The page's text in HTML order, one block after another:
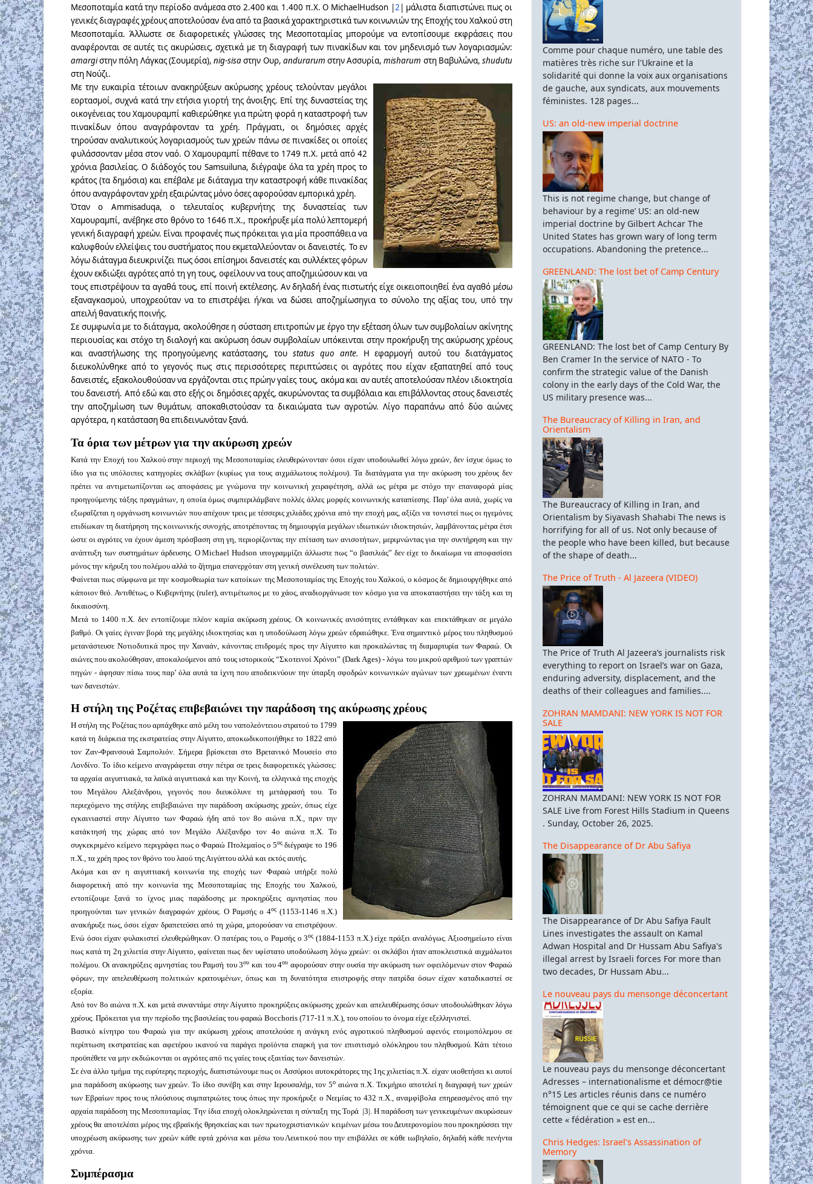
Μεσοποταμία κατά την περίοδο ανάμεσα στο 2.400 και 1.400 π.Χ. Ο MichaelHudson |2 | μάλιστα διαπιστώνει πως οι
γενικές διαγραφές χρέους αποτελούσαν ένα από τα βασικά χαρακτηριστικά των κοινωνιών της Εποχής του Χαλκού στη
Μεσοποταμία. Άλλωστε σε διαφορετικές γλώσσες της Μεσοποταμίας μπορούμε να εντοπίσουμε εκφράσεις που
αναφέρονται σε αυτές τις ακυρώσεις, σχετικά με τη διαγραφή των πινακίδων και τον μηδενισμό των λογαριασμών:
amargiστην πόλη Λάγκας (Σουμερία),nig-sisaστην Ουρ, andurarum στην Aσσυρία,misharum στη Βαβυλώνα,shudutu
στη Νούζι.
Με την ευκαιρία τέτοιων ανακηρύξεων ακύρωσης χρέους τελούνταν μεγάλοι
εορτασμοί, συχνά κατά την ετήσια γιορτή της άνοιξης. Επί της δυναστείας της
οικογένειας του Χαμουραμπί καθιερώθηκε για πρώτη φορά η καταστροφή των
πινακίδων όπου αναγράφονταν τα χρέη. Πράγματι, οι δημόσιες αρχές
τηρούσαν αναλυτικούς λογαριασμούς των χρεών πάνω σε πινακίδες οι οποίες
φυλάσσονταν μέσα στον ναό. Ο Χαμουραμπί πέθανε το 1749 π.Χ. μετά από 42
χρόνια βασιλείας. Ο διάδοχός του Samsuiluna, διέγραψε όλα τα χρέη προς το
κράτος (τα δημόσια) και επέβαλε με διάταγμα την καταστροφή κάθε πινακίδας
όπου αναγράφονταν χρέη εξαιρώντας μόνο όσες αφορούσαν εμπορικά χρέη.
Όταν ο Ammisaduqa, ο τελευταίος κυβερνήτης της δυναστείας των
Χαμουραμπί, ανέβηκε στο θρόνο το 1646 π.Χ., προκήρυξε μία πολύ λεπτομερή
γενική διαγραφή χρεών. Είναι προφανές πως πρόκειται για μία προσπάθεια να
καλυφθούν ελλείψεις του συστήματος που εκμεταλλεύονταν οι δανειστές. Το εν
λόγω διάταγμα διευκρινίζει πως όσοι επίσημοι δανειστές και συλλέκτες φόρων
έχουν εκδιώξει αγρότες από τη γη τους, οφείλουν να τους αποζημιώσουν και να
τους επιστρέψουν τα αγαθά τους, επί ποινή εκτέλεσης. Αν δηλαδή ένας πιστωτής είχε οικειοποιηθεί ένα αγαθό μέσω
εξαναγκασμού, υποχρεούταν να το επιστρέψει ή/και να δώσει αποζημίωσηγια το σύνολο της αξίας του, υπό την
απειλή θανατικής ποινής.
Σε συμφωνία με το διάταγμα, ακολούθησε η σύσταση επιτροπών με έργο την εξέταση όλων των συμβολαίων ακίνητης
περιουσίας και στόχο τη διαλογή και ακύρωση όσων συμβολαίων υπόκεινται στην προκήρυξη της ακύρωσης χρέους
και αναστήλωσης της προηγούμενης κατάστασης, τουstatus quo ante. Η εφαρμογή αυτού του διατάγματος
διευκολύνθηκε από το γεγονός πως στις περισσότερες περιπτώσεις οι αγρότες που είχαν εξαπατηθεί από τους
δανειστές, εξακολουθούσαν να εργάζονται στις πρώην γαίες τους, ακόμα και αν αυτές αποτελούσαν πλέον ιδιοκτησία
του δανειστή. Από εδώ και στο εξής οι δημόσιες αρχές, ακυρώνοντας τα συμβόλαια και επιβάλλοντας στους δανειστές
την αποζημίωση των θυμάτων, αποκαθιστούσαν τα δικαιώματα των αγροτών. Λίγο παραπάνω από δύο αιώνες
αργότερα, η κατάσταση θα επιδεινωνόταν ξανά.
Τα όρια των μέτρων για την ακύρωση χρεών
Κατά την Εποχή του Χαλκού στην περιοχή της Μεσοποταμίας ελευθερώνονταν όσοι είχαν υποδουλωθεί λόγω χρεών, δεν ίσχυε όμως το
ίδιο για τις υπόλοιπες κατηγορίες σκλάβων (κυρίως για τους αιχμάλωτους πολέμου). Τα διατάγματα για την ακύρωση του χρέους δεν
πρέπει να αντιμετωπίζονται ως αποφάσεις με γνώμονα την κοινωνική χειραφέτηση, αλλά ως μέτρα με στόχο την επαναφορά μίας
προηγούμενης τάξης πραγμάτων, η οποία όμως συμπεριλάμβανε πολλές άλλες μορφές κοινωνικής καταπίεσης. Παρ’ όλα αυτά, χωρίς να
εξωραΐζεται η οργάνωση κοινωνιών που απέχουν τρεις με τέσσερις χιλιάδες χρόνια από την εποχή μας, αξίζει να τονιστεί πως οι ηγεμόνες
επιδίωκαν τη διατήρηση της κοινωνικής συνοχής, αποτρέποντας τη δημιουργία μεγάλων ιδιωτικών ιδιοκτησιών, λαμβάνοντας μέτρα έτσι
ώστε οι αγρότες να έχουν άμεση πρόσβαση στη γη, περιορίζοντας την επίταση των ανισοτήτων, μεριμνώντας για την συντήρηση και την
ανάπτυξη των συστημάτων άρδευσης. Ο Michael Hudson υπογραμμίζει άλλωστε πως “ο βασιλιάς” δεν είχε το δικαίωμα να αποφασίσει
μόνος την κήρυξη του πολέμου αλλά το ζήτημα επανερχόταν στη γενική συνέλευση των πολιτών.
Φαίνεται πως σύμφωνα με την κοσμοθεωρία των κατοίκων της Μεσοποταμίας της Εποχής του Χαλκού, o κόσμος δε δημιουργήθηκε από
κάποιον θεό. Αντιθέτως, ο Κυβερνήτης (ruler), αντιμέτωπος με το χάος, αναδιοργάνωσε τον κόσμο για να αποκαταστήσει την τάξη και τη
δικαιοσύνη.
Μετά το 1400 π.Χ. δεν εντοπίζουμε πλέον καμία ακύρωση χρέους. Οι κοινωνικές ανισότητες εντάθηκαν και επεκτάθηκαν σε μεγάλο
βαθμό. Οι γαίες έγιναν βορά της μεγάλης ιδιοκτησίας και η υποδούλωση λόγω χρεών εδραιώθηκε. Ένα σημαντικό μέρος του πληθυσμού
μετανάστευσε Νοτιοδυτικά προς την Χαναάν, κάνοντας επιδρομές προς την Αίγυπτο και προκαλώντας τη διαμαρτυρία των Φαραώ. Οι
αιώνες που ακολούθησαν, αποκαλούμενοι από τους ιστορικούς “Σκοτεινοί Χρόνοι” (Dark Ages) - λόγω του μικρού αριθμού των γραπτών
πηγών - άφησαν πίσω τους παρ’ όλα αυτά τα ίχνη που αποδεικνύουν την ύπαρξη σφοδρών κοινωνικών αγώνων των χρεωμένων έναντι
των δανειστών.
Η στήλη της Ροζέτας επιβεβαιώνει την παράδοση της ακύρωσης χρέους
Η στήλη της Ροζέτας που αρπάχθηκε από μέλη του ναπολεόντειου στρατού το 1799
κατά τη διάρκεια της εκστρατείας στην Αίγυπτο, αποκωδικοποιήθηκε το 1822 από
τον Ζαν-Φρανσουά Σαμπολιόν. Σήμερα βρίσκεται στο Βρετανικό Μουσείο στο
Λονδίνο. Το ίδιο κείμενο αναγράφεται στην πέτρα σε τρεις διαφορετικές γλώσσες:
τα αρχαία αιγυπτιακά, τα λαϊκά αιγυπτιακά και την Κοινή, τα ελληνικά της εποχής
του Μεγάλου Αλεξάνδρου, γεγονός που διευκόλυνε τη μετάφρασή του. Το
περιεχόμενο της στήλης επιβεβαιώνει την παράδοση ακύρωσης χρεών, όπως είχε
εγκαινιαστεί στην Αίγυπτο των Φαραώ ήδη από τον 8ο αιώνα π.Χ., πριν την
κατάκτησή της χώρας από τον Μεγάλο Αλέξανδρο τον 4ο αιώνα π.Χ. Το
συγκεκριμένο κείμενο περιγράφει πως ο Φαραώ Πτολεμαίος ο 5ος διέγραψε το 196
π.Χ., τα χρέη προς τον θρόνο του λαού της Αιγύπτου αλλά και εκτός αυτής.
Ακόμα και αν η αιγυπτιακή κοινωνία της εποχής των Φαραώ υπήρξε πολύ
διαφορετική από την κοινωνία της Μεσοποταμίας της Εποχής του Χαλκού,
εντοπίζουμε ξανά το ίχνος μιας παράδοσης με προκηρύξεις αμνηστίας που
προηγούνται των γενικών διαγραφών χρέους. Ο Ραμσής ο 4ος (1153-1146 π.Χ.)
ανακήρυξε πως, όσοι είχαν δραπετεύσει από τη χώρα, μπορούσαν να επιστρέψουν.
Ενώ όσοι είχαν φυλακιστεί ελευθερώθηκαν. Ο πατέρας του, ο Ραμσής ο 3ος (1884-1153 π.Χ.) είχε πράξει αναλόγως. Αξιοσημείωτο είναι
πως κατά τη 2η χιλιετία στην Αίγυπτο, φαίνεται πως δεν υφίστατο υποδούλωση λόγω χρεών: οι σκλάβοι ήταν αποκλειστικά αιχμάλωτοι
πολέμου. Οι ανακηρύξεις αμνηστίας του Ραμσή του 3ου και του 4ου αφορούσαν στην ουσία την ακύρωση των οφειλόμενων στον Φαραώ
φόρων, την απελευθέρωση πολιτικών κρατουμένων, όπως και τη δυνατότητα επιστροφής στην πατρίδα όσων είχαν καταδικαστεί σε
εξορία.
Από τον 8ο αιώνα π.Χ. και μετά συναντάμε στην Αίγυπτο προκηρύξεις ακύρωσης χρεών και απελευθέρωσης όσων υποδουλώθηκαν λόγω
χρέους. Πρόκειται για την περίοδο της βασιλείας του φαραώ Bocchoris (717-11 π.Χ.), του οποίου το όνομα είχε εξελληνιστεί.
Βασικό κίνητρο του Φαραώ για την ακύρωση χρέους αποτελούσε η ανάγκη ενός αγροτικού πληθυσμού αφενός ετοιμοπόλεμου σε
περίπτωση εκστρατείας και αφετέρου ικανού να παράγει προϊόντα επαρκή για τον επισιτισμό ολόκληρου του πληθυσμού. Κάτι τέτοιο
προϋπέθετε να μην εκδιώκονται οι αγρότες από τις γαίες τους εξαιτίας των δανειστών.
Σε ένα άλλο τμήμα της ευρύτερης περιοχής, διαπιστώνουμε πως οι Ασσύριοι αυτοκράτορες της 1ης χιλιετίας π.Χ. είχαν υιοθετήσει κι αυτοί
μια παράδοση ακύρωσης των χρεών. Το ίδιο συνέβη και στην Ιερουσαλήμ, τον 5ο αιώνα π.Χ. Τεκμήριο αποτελεί η διαγραφή των χρεών
των Εβραίων προς τους πλούσιους συμπατριώτες τους όπως την προκήρυξε ο Νεεμίας το 432 π.Χ., αναμφίβολα επηρεασμένος από την
αρχαία παράδοση της Μεσοποταμίας. Την ίδια εποχή ολοκληρώνεται η σύνταξη της Τορά |3|. Η παράδοση των γενικευμένων ακυρώσεων
χρέους θα αποτελέσει μέρος της εβραϊκής θρησκείας και των πρωτοχριστιανικών κειμένων μέσω του Δευτερονομίου που προκηρύσσει την
υποχρέωση ακύρωσης των χρεών κάθε εφτά χρόνια και μέσω του Λευιτικού που την επιβάλλει σε κάθε ιωβηλαίο, δηλαδή κάθε πενήντα
χρόνια.
Συμπέρασμα
Comme pour chaque numéro, une table des
matières très riche sur l'Ukraine et la
solidarité qui donne la voix aux organisations
de gauche, aux syndicats, aux mouvements
féministes. 128 pages...
US: an old-new imperial doctrine
This is not regime change, but change of
behaviour by a regime’ US: an old-new
imperial doctrine by Gilbert Achcar The
United States has grown wary of long term
occupations. Abandoning the pretence...
GREENLAND: The lost bet of Camp Century
GREENLAND: The lost bet of Camp Century By
Ben Cramer In the service of NATO - To
confirm the strategic value of the Danish
colony in the early days of the Cold War, the
US military presence was...
The Bureaucracy of Killing in Iran, and
Orientalism
The Bureaucracy of Killing in Iran, and
Orientalism by Siyavash Shahabi The news is
horrifying for all of us. Not only because of
the people who have been killed, but because
of the shape of death...
The Price of Truth - Al Jazeera (VIDEO)
The Price of Truth Al Jazeera’s journalists risk
everything to report on Israel’s war on Gaza,
enduring adversity, displacement, and the
deaths of their colleagues and families....
ZOHRAN MAMDANI: NEW YORK IS NOT FOR
SALE
ZOHRAN MAMDANI: NEW YORK IS NOT FOR
SALE Live from Forest Hills Stadium in Queens
. Sunday, October 26, 2025.
The Disappearance of Dr Abu Safiya
The Disappearance of Dr Abu Safiya Fault
Lines investigates the assault on Kamal
Adwan Hospital and Dr Hussam Abu Safiya's
illegal arrest by Israeli forces For more than
two decades, Dr Hussam Abu...
Le nouveau pays du mensonge déconcertant
Le nouveau pays du mensonge déconcertant
Adresses – internationalisme et démocr@tie
n°15 Les articles réunis dans ce numéro
témoignent que ce qui se cache derrière
cette « fédération » est en...
Chris Hedges: Israel’s Assassination of
Memory